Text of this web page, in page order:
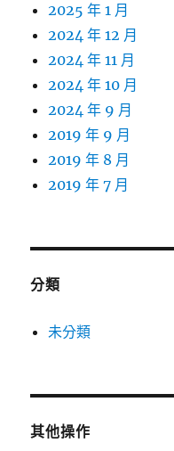
2025 年 1 月
2024 年 12 月
2024 年 11 月
2024 年 10 月
2024 年 9 月
2019 年 9 月
2019 年 8 月
2019 年 7 月
分類
未分類
其他操作